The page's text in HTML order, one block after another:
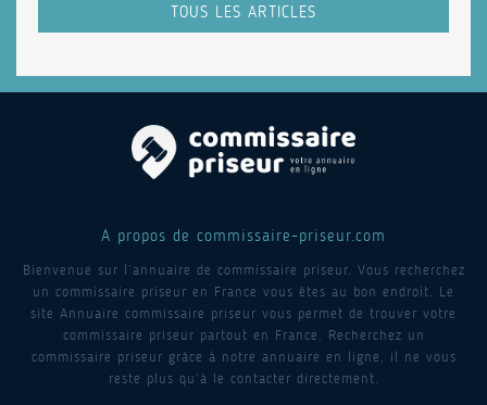
TOUS LES ARTICLES
A propos de commissaire-priseur.com
Bienvenue sur l’annuaire de commissaire priseur. Vous recherchez
un commissaire priseur en France vous êtes au bon endroit. Le
site Annuaire commissaire priseur vous permet de trouver votre
commissaire priseur partout en France. Recherchez un
commissaire priseur grâce à notre annuaire en ligne, il ne vous
reste plus qu’à le contacter directement.